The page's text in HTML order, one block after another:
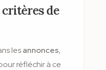
de
lesannonces,
réfléchir à ce